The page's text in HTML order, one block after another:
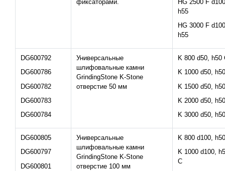
фиксаторами.
HG 2500 F
h55
HG 3000 F
h55
DG600792
DG600786
DG600782
DG600783
DG600784
Универсальные
шлифовальные камни
GrindingStone K-Stone
отверстие 50 мм
K 800 d50, h50
K 1000 d50,
K 1500 d50,
K 2000 d50,
K 3000 d50,
DG600805
DG600797
DG600801
Универсальные
шлифовальные камни
GrindingStone K-Stone
отверстие 100 мм
K 800 d100,
K 1000 d100,
C